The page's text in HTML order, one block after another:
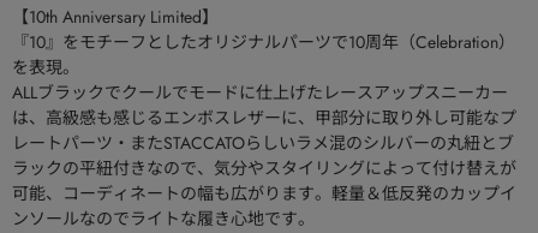
【10th Anniversary Limited】
『10』をモチーフとしたオリジナルパーツで10周年（Celebration）
を表現。
ALLブラックでクールでモードに仕上げたレースアップスニーカー
は、高級感も感じるエンボスレザーに、甲部分に取り外し可能なプ
レートパーツ・またSTACCATOらしいラメ混のシルバーの丸紐とブ
ラックの平紐付きなので、気分やスタイリングによって付け替えが
可能、コーディネートの幅も広がります。軽量＆低反発のカップイ
ンソールなのでライトな履き心地です。